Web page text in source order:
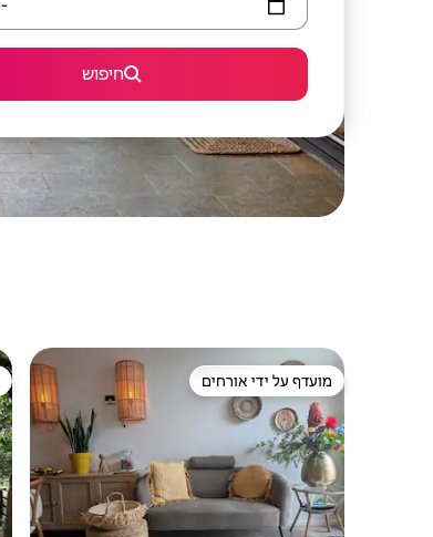
חיפוש
מועדף על ידי אורחים
מועדף על ידי אורחים